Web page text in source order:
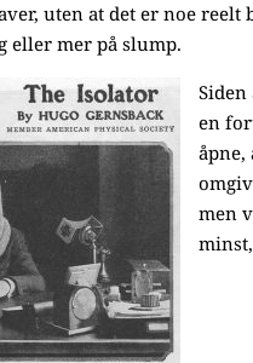
uten at det er noe reelt
eller mer på slump.
en
men